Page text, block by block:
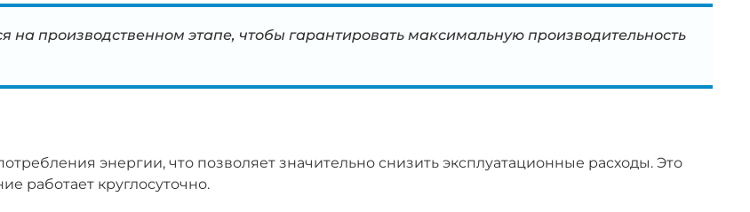
на производственном этапе, чтобы гарантировать максимальную производительность
энергии, что позволяет значительно снизить эксплуатационные расходы. Это
работает круглосуточно.